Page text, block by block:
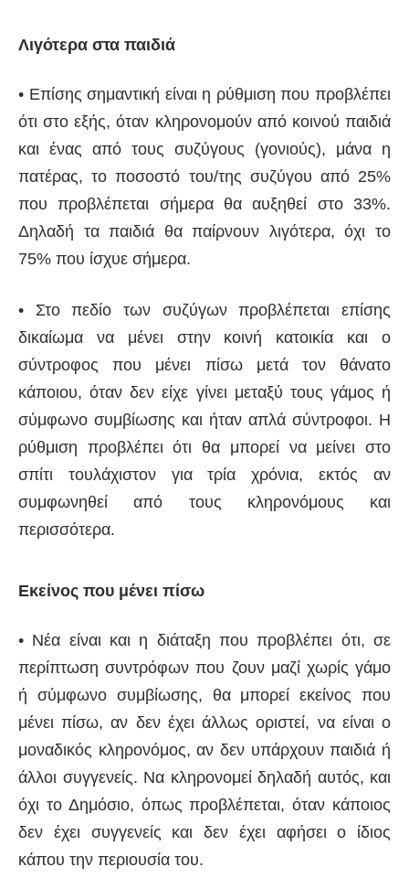
Λιγότερα στα παιδιά
• Επίσης σημαντική είναι η ρύθμιση που προβλέπει
ότι στο εξής, όταν κληρονομούν από κοινού παιδιά
και ένας από τους συζύγους (γονιούς), μάνα η
πατέρας, το ποσοστό του/της συζύγου από 25%
που προβλέπεται σήμερα θα αυξηθεί στο 33%.
Δηλαδή τα παιδιά θα παίρνουν λιγότερα, όχι το
75% που ίσχυε σήμερα.
• Στο πεδίο των συζύγων προβλέπεται επίσης
δικαίωμα να μένει στην κοινή κατοικία και ο
σύντροφος που μένει πίσω μετά τον θάνατο
κάποιου, όταν δεν είχε γίνει μεταξύ τους γάμος ή
σύμφωνο συμβίωσης και ήταν απλά σύντροφοι. Η
ρύθμιση προβλέπει ότι θα μπορεί να μείνει στο
σπίτι τουλάχιστον για τρία χρόνια, εκτός αν
συμφωνηθεί από τους κληρονόμους και
περισσότερα.
Εκείνος που μένει πίσω
• Νέα είναι και η διάταξη που προβλέπει ότι, σε
περίπτωση συντρόφων που ζουν μαζί χωρίς γάμο
ή σύμφωνο συμβίωσης, θα μπορεί εκείνος που
μένει πίσω, αν δεν έχει άλλως οριστεί, να είναι ο
μοναδικός κληρονόμος, αν δεν υπάρχουν παιδιά ή
άλλοι συγγενείς. Να κληρονομεί δηλαδή αυτός, και
όχι το Δημόσιο, όπως προβλέπεται, όταν κάποιος
δεν έχει συγγενείς και δεν έχει αφήσει ο ίδιος
κάπου την περιουσία του.